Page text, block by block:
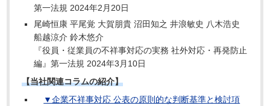
第一法規 2024年2月20日
尾崎恒康 平尾覚 大賀朋貴 沼田知之 井浪敏史 八木浩史
船越涼介 鈴木悠介
『役員・従業員の不祥事対応の実務 社外対応・再発防止
編』第一法規 2024年3月10日
【当社関連コラムの紹介】
▼企業不祥事対応 公表の原則的な判断基準と検討項